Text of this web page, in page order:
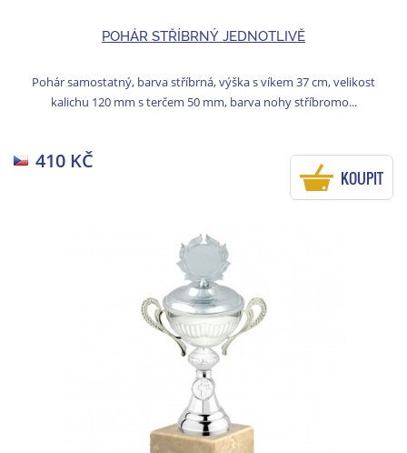
POHÁR STŘÍBRNÝ JEDNOTLIVĚ
Pohár samostatný, barva stříbrná, výška s víkem 37 cm, velikost
kalichu 120 mm s terčem 50 mm, barva nohy stříbromo...
410 KČ
KOUPIT